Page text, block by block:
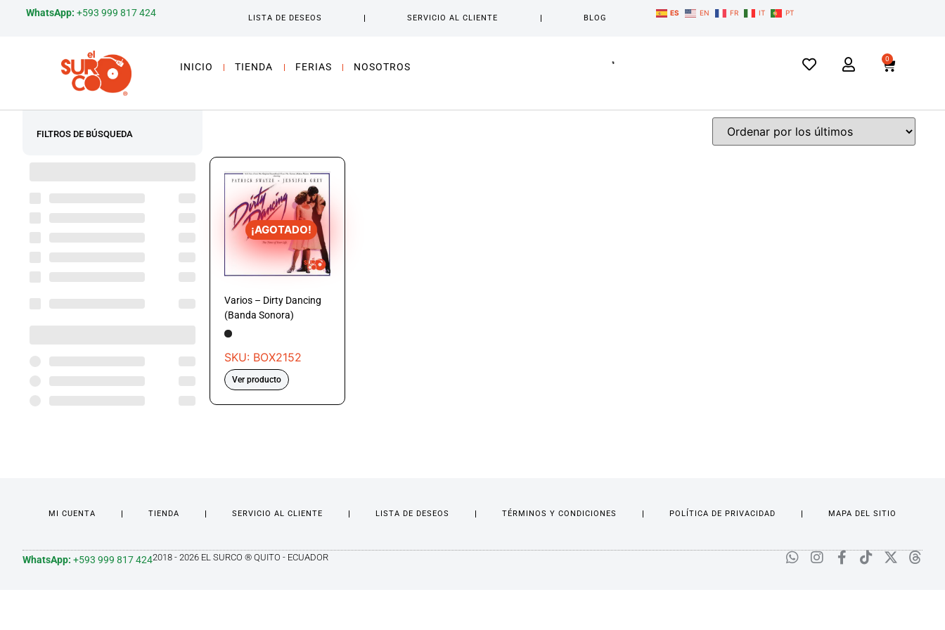
WhatsApp: +593 999 817 424 LISTA DE DESEOS SERVICIO AL CLIENTE BLOG
ES EN FR IT PT
INICIO TIENDA FERIAS NOSOTROS
0
FILTROS DE BÚSQUEDA
¡AGOTADO!
Varios – Dirty Dancing
(Banda Sonora)
SKU: BOX2152
Ver producto
MI CUENTA TIENDA SERVICIO AL CLIENTE LISTA DE DESEOS TÉRMINOS Y CONDICIONES POLÍTICA DE PRIVACIDAD MAPA DEL SITIO
WhatsApp: +593 999 817 4242018 - 2026 EL SURCO ® QUITO - ECUADOR